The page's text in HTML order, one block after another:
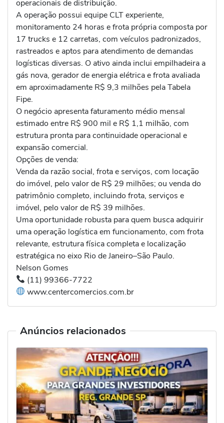
operacionais de distribuição.
A operação possui equipe CLT experiente,
monitoramento 24 horas e frota própria composta por
17 trucks e 12 carretas, com veículos padronizados,
rastreados e aptos para atendimento de demandas
logísticas diversas. O ativo ainda inclui empilhadeira a
gás nova, gerador de energia elétrica e frota avaliada
em aproximadamente R$ 9,3 milhões pela Tabela
Fipe.
O negócio apresenta faturamento médio mensal
estimado entre R$ 900 mil e R$ 1,1 milhão, com
estrutura pronta para continuidade operacional e
expansão comercial.
Opções de venda:
Venda da razão social, frota e serviços, com locação
do imóvel, pelo valor de R$ 29 milhões; ou venda do
patrimônio completo, incluindo frota, serviços e
imóvel, pelo valor de R$ 39 milhões.
Uma oportunidade robusta para quem busca adquirir
uma operação logística em funcionamento, com frota
relevante, estrutura física completa e localização
estratégica no eixo Rio de Janeiro–São Paulo.
Nelson Gomes
(11) 99366-7722
www.centercomercios.com.br
Anúncios relacionados